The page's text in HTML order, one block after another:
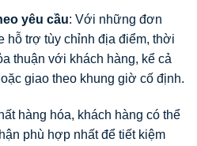
yêu cầu: Với những đơn
hỗ trợ tùy chỉnh địa điểm, thời
thuận với khách hàng, kể cả
giao theo khung giờ cố định.
hàng hóa, khách hàng có thể
phù hợp nhất để tiết kiệm